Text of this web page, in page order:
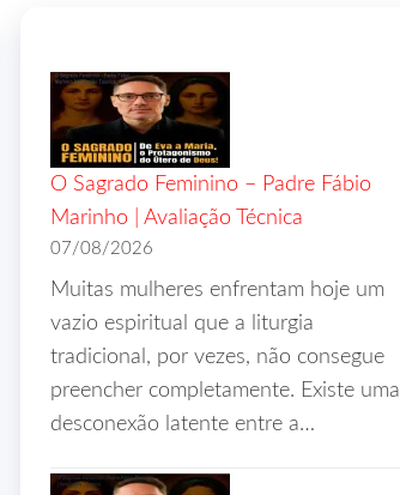
O Sagrado Feminino – Padre Fábio
Marinho | Avaliação Técnica
07/08/2026
Muitas mulheres enfrentam hoje um
vazio espiritual que a liturgia
tradicional, por vezes, não consegue
preencher completamente. Existe uma
desconexão latente entre a…